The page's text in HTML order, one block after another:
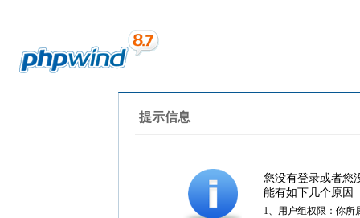
提示信息
您没有登录或者您
能有如下几个原因
1、用户组权限：你所